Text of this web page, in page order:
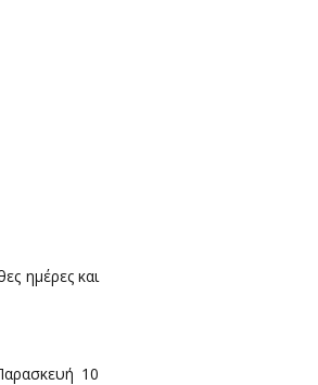
ημέρες και
10